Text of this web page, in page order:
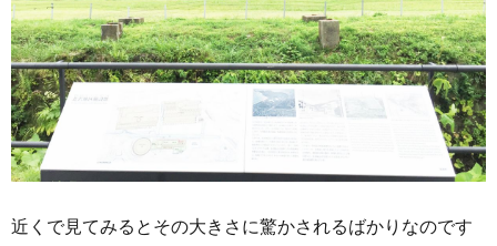
近くで見てみるとその大きさに驚かされるばかりなのです